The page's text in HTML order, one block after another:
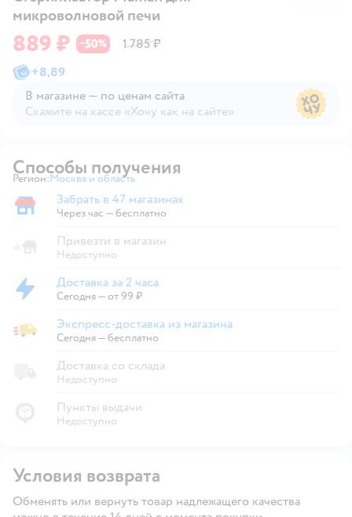
микроволновой печи
889 ₽ −50%
1 785 ₽
+8,89
В магазине — по ценам сайта
Скажите на кассе «Хочу как на сайте»
Способы получения
Регион: Выбор адреса доставки.
Москва и область
Забрать в магазине
Забрать в 47 магазинах
Через час — бесплатно
Привезти в магазин
Недоступно
Доставка за 2 часа
Доставка за 2 часа
Сегодня—от 99 ₽
Экспресс-доставка из магазина
Экспресс-доставка из магазина
Сегодня—бесплатно
Доставка со склада
Недоступно
Пункты выдачи
Недоступно
Условия возврата
Обменять или вернуть товар надлежащего качества